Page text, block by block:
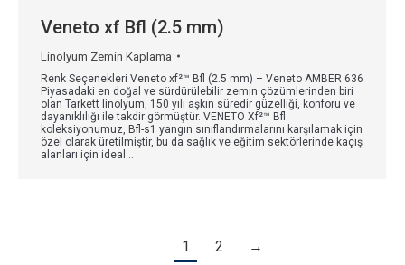
Veneto xf Bfl (2.5 mm)
Linolyum Zemin Kaplama
Renk Seçenekleri Veneto xf²™ Bfl (2.5 mm) – Veneto AMBER 636
Piyasadaki en doğal ve sürdürülebilir zemin çözümlerinden biri
olan Tarkett linolyum, 150 yılı aşkın süredir güzelliği, konforu ve
dayanıklılığı ile takdir görmüştür. VENETO Xf²™ Bfl
koleksiyonumuz, Bfl-s1 yangın sınıflandırmalarını karşılamak için
özel olarak üretilmiştir, bu da sağlık ve eğitim sektörlerinde kaçış
alanları için ideal…
1 2 →